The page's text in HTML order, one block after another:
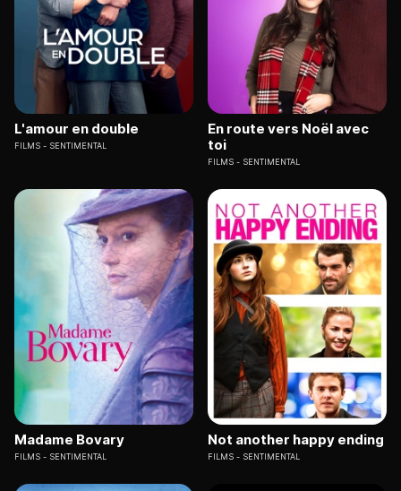
L'amour en double
FILMS SENTIMENTAL
En route vers Noël avec
toi
FILMS SENTIMENTAL
Madame Bovary
FILMS SENTIMENTAL
Not another happy ending
FILMS SENTIMENTAL